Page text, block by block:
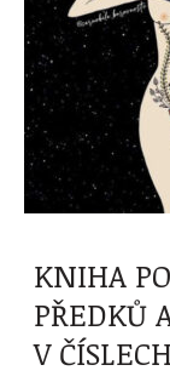
KNIHA
PŘEDKŮ
V ČÍSLECH